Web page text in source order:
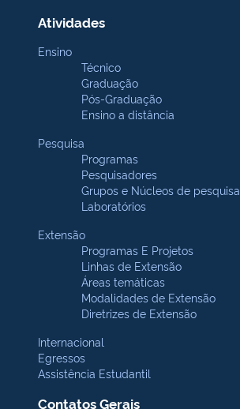
Atividades
Ensino
Técnico
Graduação
Pós-Graduação
Ensino a distância
Pesquisa
Programas
Pesquisadores
Grupos e Núcleos de pesquisa
Laboratórios
Extensão
Programas E Projetos
Linhas de Extensão
Áreas temáticas
Modalidades de Extensão
Diretrizes de Extensão
Internacional
Egressos
Assistência Estudantil
Contatos Gerais